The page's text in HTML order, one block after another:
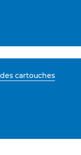
cartouches